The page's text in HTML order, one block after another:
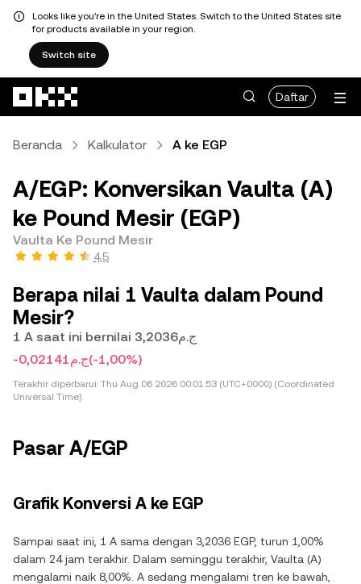
Looks like you're in the United States. Switch to the United States site
for products available in your region.
Switch site
Daftar
Beranda Kalkulator A ke EGP
A/EGP: Konversikan Vaulta (A)
ke Pound Mesir (EGP)
Vaulta Ke Pound Mesir
4,5
Berapa nilai 1 Vaulta dalam Pound
Mesir?
1 A saat ini bernilai ج.م3,2036
-ج.م0,02141(-1,00%)
Terakhir diperbarui: Thu Aug 06 2026 00:01:53 (UTC+0000) (Coordinated
Universal Time)
Pasar A/EGP
Grafik Konversi A ke EGP
Sampai saat ini, 1 A sama dengan 3,2036 EGP, turun 1,00%
dalam 24 jam terakhir. Dalam seminggu terakhir, Vaulta (A)
mengalami naik 8,00%. A sedang mengalami tren ke bawah,